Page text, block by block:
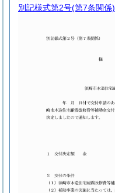
別記様式第2号(第7条関係)